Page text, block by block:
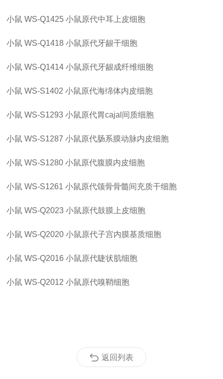
小鼠 WS-Q1425 小鼠原代中耳上皮细胞
小鼠 WS-Q1418 小鼠原代牙龈干细胞
小鼠 WS-Q1414 小鼠原代牙龈成纤维细胞
小鼠 WS-S1402 小鼠原代海绵体内皮细胞
小鼠 WS-S1293 小鼠原代胃cajal间质细胞
小鼠 WS-S1287 小鼠原代肠系膜动脉内皮细胞
小鼠 WS-S1280 小鼠原代腹膜内皮细胞
小鼠 WS-S1261 小鼠原代颌骨骨髓间充质干细胞
小鼠 WS-Q2023 小鼠原代鼓膜上皮细胞
小鼠 WS-Q2020 小鼠原代子宫内膜基质细胞
小鼠 WS-Q2016 小鼠原代睫状肌细胞
小鼠 WS-Q2012 小鼠原代嗅鞘细胞
返回列表